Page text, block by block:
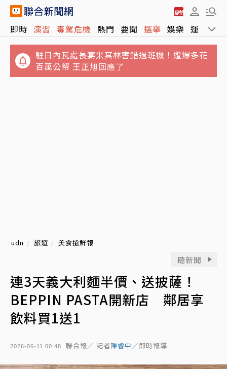
即時 演習 毒駕危機 熱門 要聞 選舉 娛樂 運動 全
駐日內瓦處長宴米其林害錯過班機！遭爆多花
百萬公帑 王正旭回應了
udn 旅遊 美食搶鮮報
聽新聞
連3天義大利麵半價、送披薩！
BEPPIN PASTA開新店 鄰居享
飲料買1送1
2026-06-11 00:48 聯合報／ 記者陳睿中／即時報導